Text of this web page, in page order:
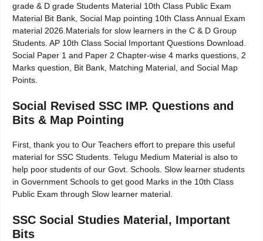
grade & D grade Students Material 10th Class Public Exam
Material Bit Bank, Social Map pointing 10th Class Annual Exam
material 2026.Materials for slow learners in the C & D Group
Students. AP 10th Class Social Important Questions Download.
Social Paper 1 and Paper 2 Chapter-wise 4 marks questions, 2
Marks question, Bit Bank, Matching Material, and Social Map
Points.
Social Revised SSC IMP. Questions and
Bits & Map Pointing
First, thank you to Our Teachers effort to prepare this useful
material for SSC Students. Telugu Medium Material is also to
help poor students of our Govt. Schools. Slow learner students
in Government Schools to get good Marks in the 10th Class
Public Exam through Slow learner material.
SSC Social Studies Material, Important
Bits